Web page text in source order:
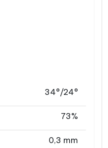
34°/24°
73%
0,3 mm